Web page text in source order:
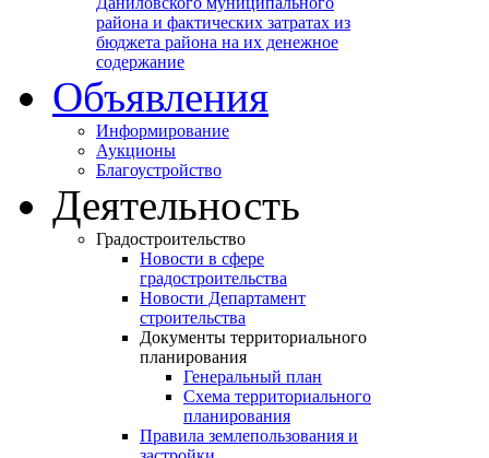
района и фактических затратах из
бюджета района на их денежное
содержание
Объявления
Информирование
Аукционы
Благоустройство
Деятельность
Градостроительство
Новости в сфере
градостроительства
Новости Департамент
строительства
Документы территориального
планирования
Генеральный план
Схема территориального
планирования
Правила землепользования и